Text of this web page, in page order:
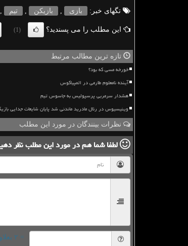
تگهای خبر: بازی بازیكن تیم
این مطلب را می پسندید؟ (1)
تازه ترین مطالب مرتبط
خورخه مسی که بود؟
آینده نامعلوم طارمی در المپیاکوس
هشدار سرمربی پرسپولیس به جاسوس تیم
وینیسیوس در رئال مادرید ماندنی شد پایان شایعات جدایی
نظرات بینندگان در مورد این مطلب
لطفا شما همدر مورد این مطلبنظر
= ۲ بعلاوه ۴